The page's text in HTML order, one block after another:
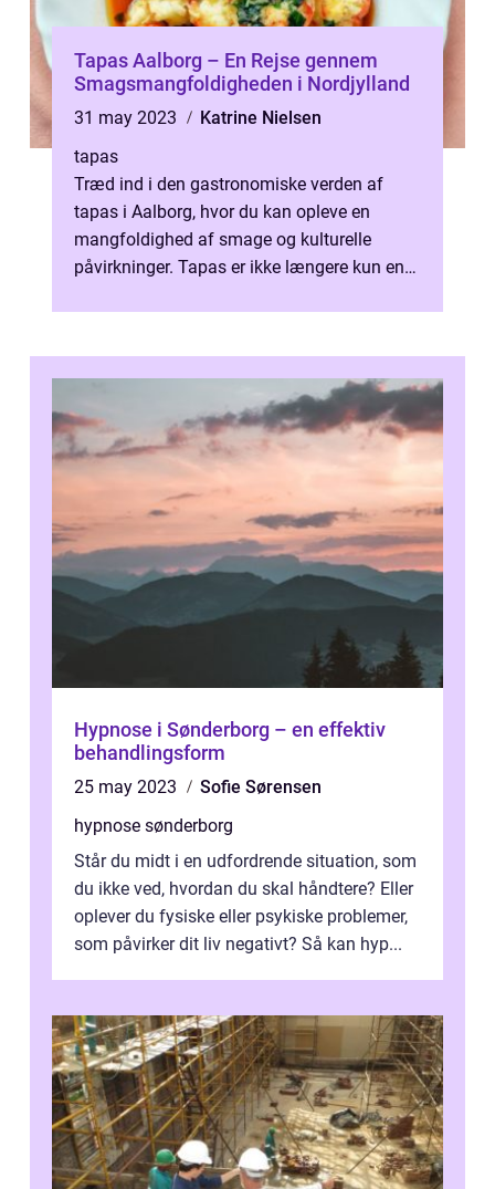
Tapas Aalborg – En Rejse gennem
Smagsmangfoldigheden i Nordjylland
31 may 2023
Katrine Nielsen
tapas
Træd ind i den gastronomiske verden af
tapas i Aalborg, hvor du kan opleve en
mangfoldighed af smage og kulturelle
påvirkninger. Tapas er ikke længere kun en
Hypnose i Sønderborg – en effektiv
behandlingsform
25 may 2023
Sofie Sørensen
hypnose sønderborg
Står du midt i en udfordrende situation, som
du ikke ved, hvordan du skal håndtere? Eller
oplever du fysiske eller psykiske problemer,
som påvirker dit liv negativt? Så kan hyp...